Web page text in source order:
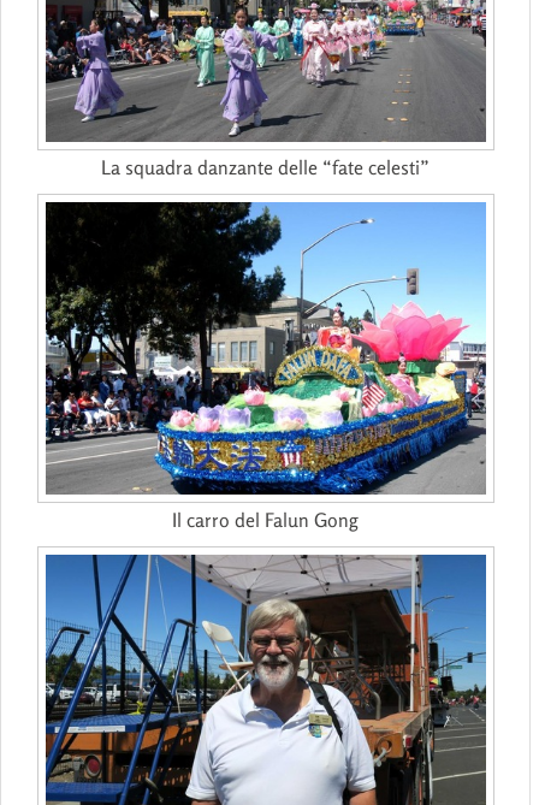
La squadra danzante delle “fate celesti”
Il carro del Falun Gong